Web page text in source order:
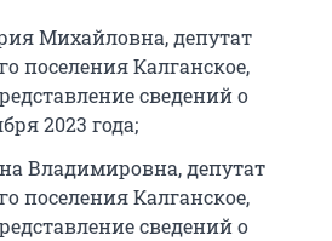
Михайловна, депутат
поселения Калганское,
сведений о
2023 года;
Владимировна, депутат
поселения Калганское,
сведений о